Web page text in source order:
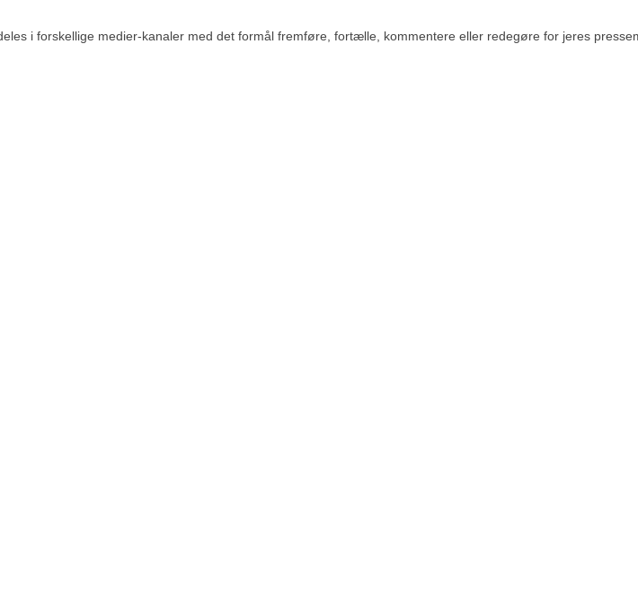
i forskellige medier-kanaler med det formål fremføre, fortælle, kommentere eller redegøre for jeres